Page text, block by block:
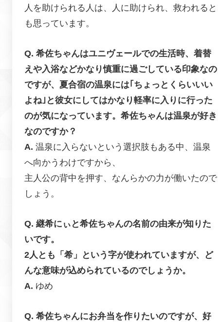
人を助けられる人は、人に助けられ、救われると
も思っています。
希佐ちゃんはユニヴェールでの生活時、着替
えや入浴などかなり慎重に過ごしている印象なの
ですが、夏合宿の温泉には｢ちょっとくらいいい
よね｣と彼女にしてはかなり軽率に入りに行った
のが気になっています。希佐ちゃんは温泉が好き
なのですか？
温泉に入らないという選択肢もある中、温泉
へ向かうわけですから、
主人公の背中を押す、なんらかの力が働いたので
しょう。
継希にぃと希佐ちゃんの名前の由来が知りた
いです。
2人とも「希」という字が使われていますが、ど
んな意味が込められているのでしょうか。
ゆめ
希佐ちゃんにお弁当を作りたいのですが、好